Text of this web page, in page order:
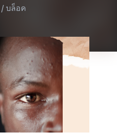
/ บล็อค